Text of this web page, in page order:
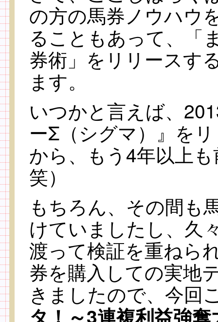
の方の馬券ノウハウ
ることもあって、「
券術」をリリースす
ます。
いつかと言えば、
ーΣ（シグマ）』を
から、もう4年以上
笑）
もちろん、その間も
けていましたし、久
渡って検証を重ねら
券を購入しての実地
きましたので、今回
タ！～3連複利益強